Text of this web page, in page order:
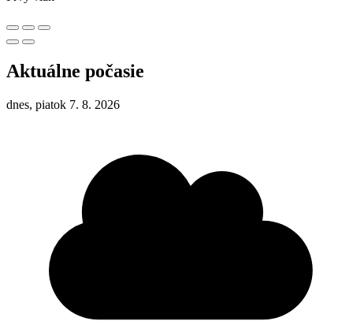
Aktuálne počasie
dnes, piatok 7. 8. 2026